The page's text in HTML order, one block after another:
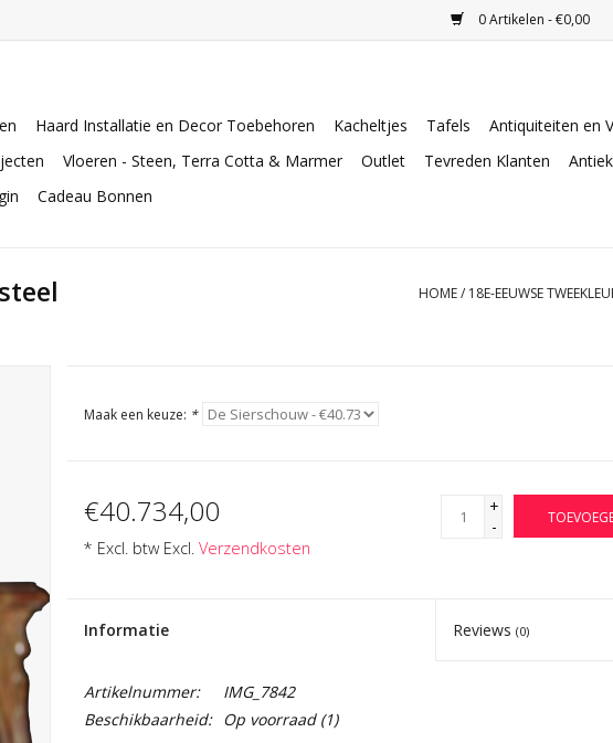
0 Artikelen - €0,00
Haard Installatie en Decor Toebehoren Kacheltjes Tafels
Antiquiteiten en
Vloeren - Steen, Terra Cotta & Marmer Outlet Tevreden Klanten
Cadeau Bonnen
HOME/ 18E-EEUWSE
Maak een keuze: *
€40.734,00
* Excl. btw Excl. Verzendkosten
+
-
Informatie Reviews(0)
Artikelnummer:
IMG_7842
Beschikbaarheid:
Op voorraad(1)